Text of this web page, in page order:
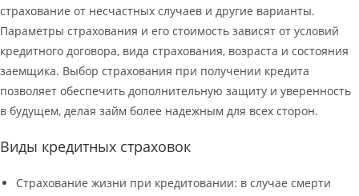
страхование от несчастных случаев и другие варианты.
Параметры страхования и его стоимость зависят от условий
кредитного договора, вида страхования, возраста и состояния
заемщика. Выбор страхования при получении кредита
позволяет обеспечить дополнительную защиту и уверенность
в будущем, делая займ более надежным для всех сторон.
Виды кредитных страховок
Страхование жизни при кредитовании: в случае смерти